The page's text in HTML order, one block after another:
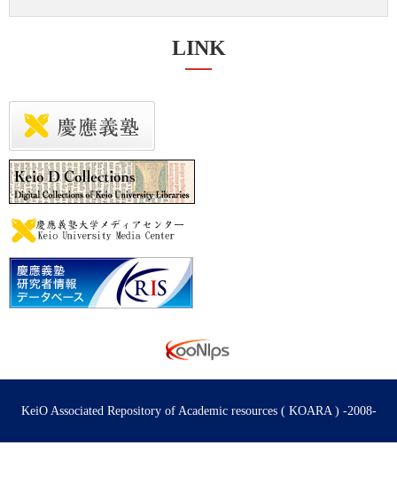
LINK
KeiO Associated Repository of Academic resources ( KOARA ) -2008-